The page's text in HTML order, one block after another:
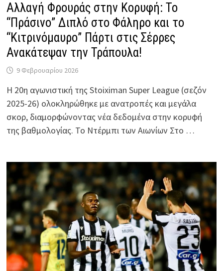
Αλλαγή Φρουράς στην Κορυφή: Το
“Πράσινο” Διπλό στο Φάληρο και το
“Κιτρινόμαυρο” Πάρτι στις Σέρρες
Ανακάτεψαν την Τράπουλα!
9 Φεβρουαρίου 2026
Η 20η αγωνιστική της Stoiximan Super League (σεζόν
2025-26) ολοκληρώθηκε με ανατροπές και μεγάλα
σκορ, διαμορφώνοντας νέα δεδομένα στην κορυφή
της βαθμολογίας. Το Ντέρμπι των Αιωνίων Στο …